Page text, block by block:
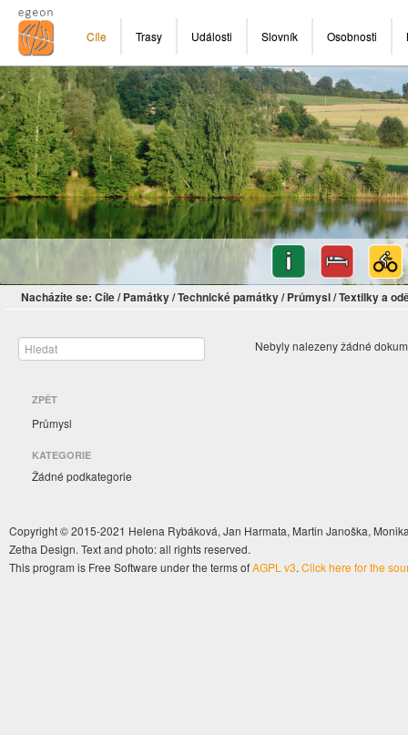
Cíle Trasy Události Slovník Osobnosti
Nacházíte se: Cíle/ Památky/Technické památky/ Průmysl/Textilky a
ZPĚT
Průmysl
KATEGORIE
Žádné podkategorie
Nebyly nalezeny žádné
Copyright © 2015-2021 Helena Rybáková, Jan Harmata, Martin Janoška,
Zetha Design. Text and photo: all rights reserved.
This program is Free Software under the terms ofAGPL v3. Click here for the